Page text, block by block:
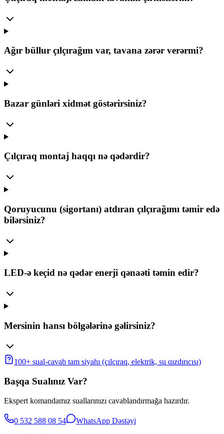
Ağır büllur çılçırağım var, tavana zərər verərmi?
Bazar günləri xidmət göstərirsiniz?
Çılçıraq montaj haqqı nə qədərdir?
Qoruyucunu (sigortanı) atdıran çılçırağımı təmir edə
bilərsiniz?
LED-ə keçid nə qədər enerji qənaəti təmin edir?
Mersinin hansı bölgələrinə gəlirsiniz?
100+ sual-cavab tam siyahı (çılçıraq, elektrik, su qızdırıcısı)
Başqa Sualınız Var?
Ekspert komandamız suallarınızı cavablandırmağa hazırdır.
0 532 588 08 54 WhatsApp Dəstəyi